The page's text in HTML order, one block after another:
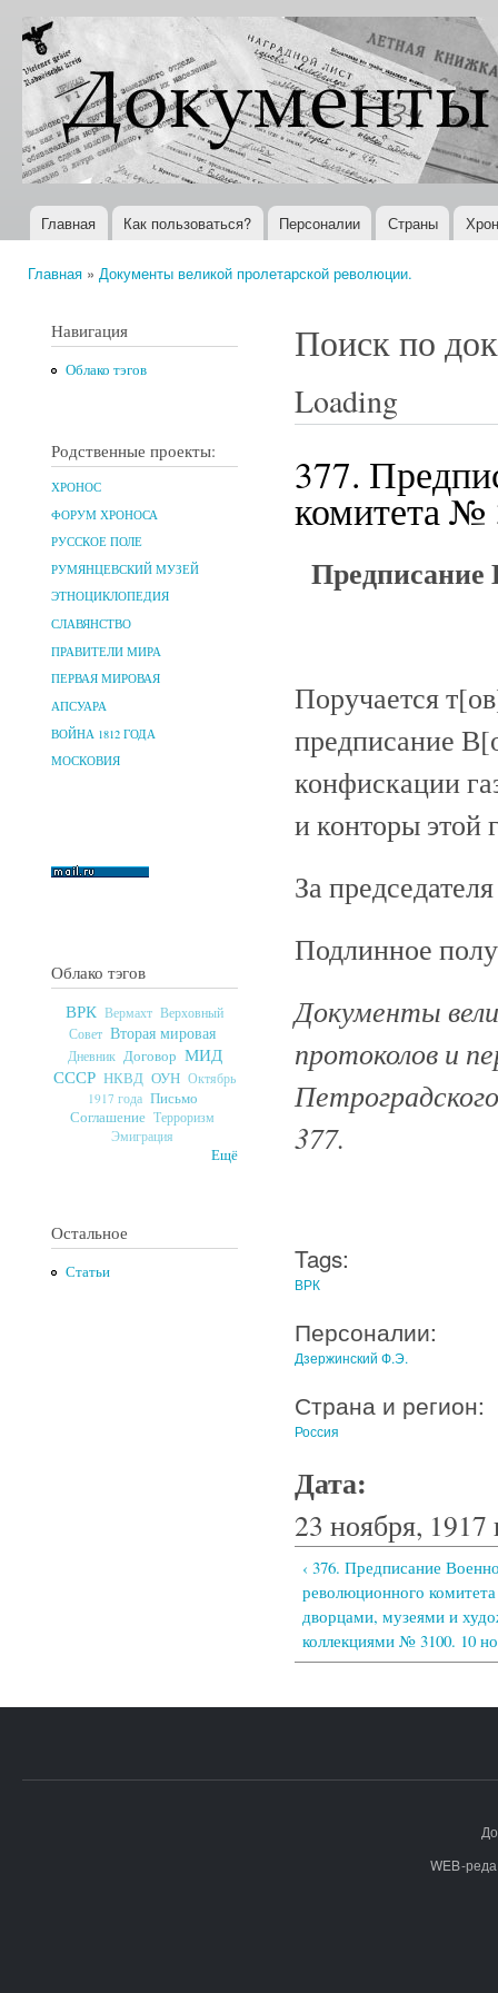
Документы
XX века
Всемирная
история в
Интернете
Главное меню
Главная Как пользоваться? Персоналии Страны
Главная » Документы великой пролетарской революции.
Навигация
Облако тэгов
Родственные проекты:
ХРОНОС
ФОРУМ ХРОНОСА
РУССКОЕ ПОЛЕ
РУМЯНЦЕВСКИЙ МУЗЕЙ
ЭТНОЦИКЛОПЕДИЯ
СЛАВЯНСТВО
ПРАВИТЕЛИ МИРА
ПЕРВАЯ МИРОВАЯ
АПСУАРА
ВОЙНА 1812 ГОДА
МОСКОВИЯ
Облако тэгов
ВРК Вермахт Верховный
Совет Вторая мировая
Дневник Договор МИД
СССР НКВД ОУН Октябрь
1917 года Письмо
Соглашение Терроризм
Эмиграция
Ещё
Остальное
Статьи
Поиск по
Loading
377.
комитета №
Предписание
Поручается
предписание
конфискации
и конторы этой
За
Подлинное
Документы
протоколов и
377.
Tags:
ВРК
Персоналии:
Дзержинский Ф.Э.
Страна и регион:
Россия
Дата:
23 ноября, 1917
‹ 376. Предписание
революционного
дворцами, музеями и
коллекциями № 3100. 10
WEB-